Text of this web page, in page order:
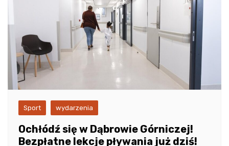
Sport wydarzenia
Ochłódź się w Dąbrowie Górniczej!
Bezpłatne lekcje pływania już dziś!